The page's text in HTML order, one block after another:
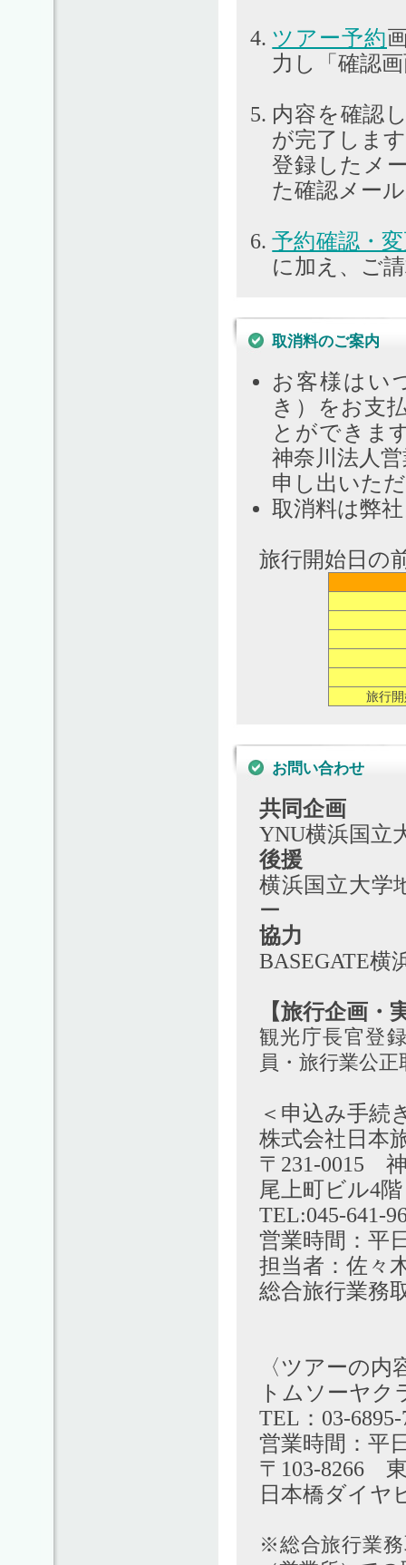
ツアー予約
力し「確認
内容を確認
が完了しま
登録したメ
た確認メー
予約確認・
に加え、ご
取消料のご案内
お客様はい
き）をお支
とができま
神奈川法人
申し出いた
取消料は弊
旅行開始日の
旅行
お問い合わせ
共同企画
YNU横浜国立
後援
横浜国立大学
ー
協力
BASEGATE横
【旅行企画・
観光庁長官登
員・旅行業公
＜申込み手続
株式会社日本
〒231-0015
尾上町ビル4階
TEL:045-641-
営業時間：平
担当者：佐々
総合旅行業務
〈ツアーの
トムソーヤ
TEL：03-6895-
営業時間：平
〒103-8266
日本橋ダイヤ
※総合旅行業